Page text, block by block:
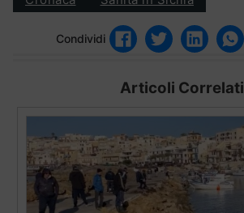
Condividi
Articoli Correlati